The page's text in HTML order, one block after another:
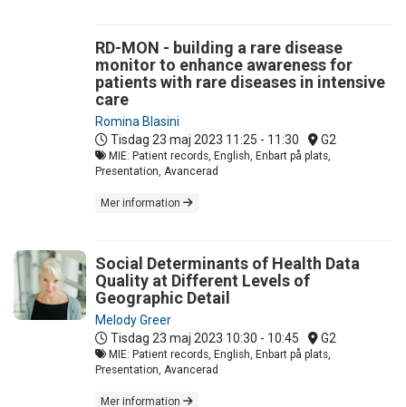
RD-MON - building a rare disease
monitor to enhance awareness for
patients with rare diseases in intensive
care
Romina Blasini
Tisdag 23 maj 2023 11:25 - 11:30 G2
MIE: Patient records, English, Enbart på plats,
Presentation, Avancerad
Mer information
Social Determinants of Health Data
Quality at Different Levels of
Geographic Detail
Melody Greer
Tisdag 23 maj 2023 10:30 - 10:45 G2
MIE: Patient records, English, Enbart på plats,
Presentation, Avancerad
Mer information